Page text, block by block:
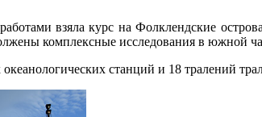
взяла курс на Фолклендские
комплексные исследования в южной
станций и 18 тралений